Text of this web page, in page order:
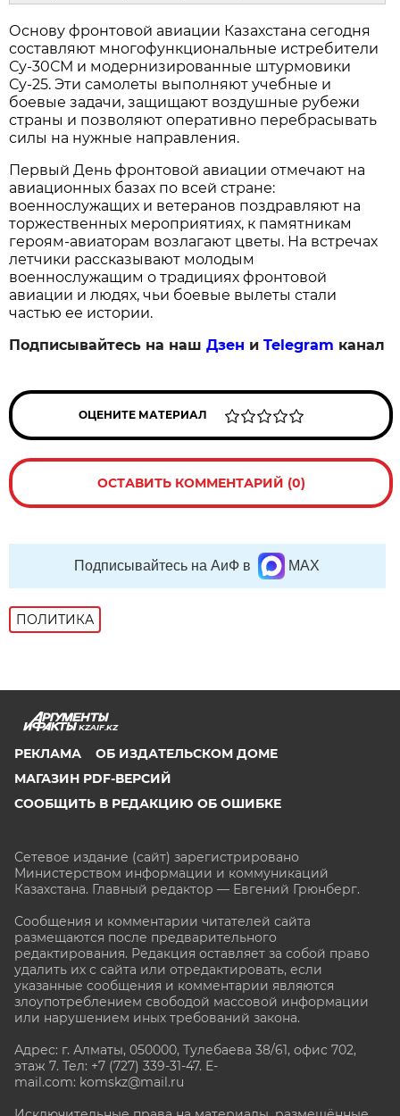
Основу фронтовой авиации Казахстана сегодня
составляют многофункциональные истребители
Су‑30СМ и модернизированные штурмовики
Су‑25. Эти самолеты выполняют учебные и
боевые задачи, защищают воздушные рубежи
страны и позволяют оперативно перебрасывать
силы на нужные направления.
Первый День фронтовой авиации отмечают на
авиационных базах по всей стране:
военнослужащих и ветеранов поздравляют на
торжественных мероприятиях, к памятникам
героям‑авиаторам возлагают цветы. На встречах
летчики рассказывают молодым
военнослужащим о традициях фронтовой
авиации и людях, чьи боевые вылеты стали
частью ее истории.
Подписывайтесь на нашДзен иTelegram канал
ОЦЕНИТЕ МАТЕРИАЛ
ОСТАВИТЬ КОММЕНТАРИЙ (0)
Подписывайтесь на АиФ в MAX
ПОЛИТИКА
KZAIF.KZ
РЕКЛАМА
ОБ ИЗДАТЕЛЬСКОМ ДОМЕ
МАГАЗИН PDF-ВЕРСИЙ
СООБЩИТЬ В РЕДАКЦИЮ ОБ ОШИБКЕ
Сетевое издание (сайт) зарегистрировано
Министерством информации и коммуникаций
Казахстана. Главный редактор — Евгений Грюнберг.
Сообщения и комментарии читателей сайта
размещаются после предварительного
редактирования. Редакция оставляет за собой право
удалить их с сайта или отредактировать, если
указанные сообщения и комментарии являются
злоупотреблением свободой массовой информации
или нарушением иных требований закона.
Адрес: г. Алматы, 050000, Тулебаева 38/61, офис 702,
этаж 7. Тел: +7 (727) 339-31-47. E-
mail.com: komskz@mail.ru